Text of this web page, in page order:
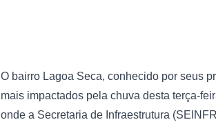
O bairro Lagoa Seca, conhecido por seus
mais impactados pela chuva desta terça-
onde a Secretaria de Infraestrutura